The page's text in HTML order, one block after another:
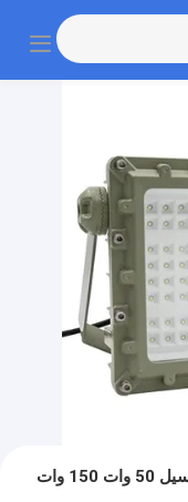
مکان خطرناک کار ضد انفجار چراغ LED سیل 50 وات 150 وات